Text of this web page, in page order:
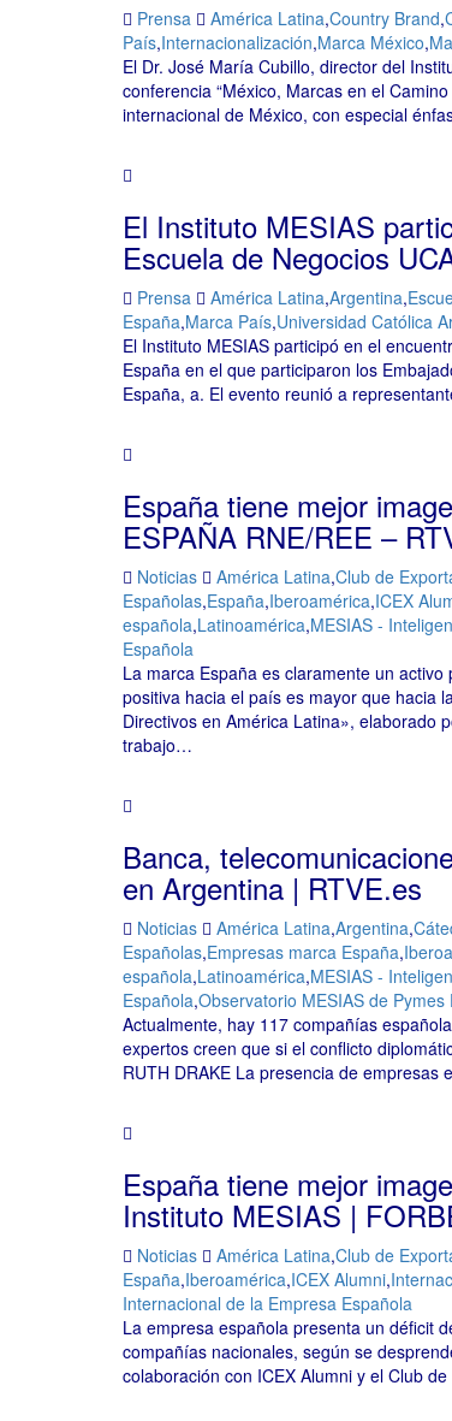
Prensa América Latina,Country Brand,
País,Internacionalización,Marca México,
El Dr. José María Cubillo, director del
conferencia “México, Marcas en el
internacional de México, con especial
El Instituto MESIAS
Escuela de Negocios
Prensa América Latina,Argentina,
España,Marca País,Universidad Católica
El Instituto MESIAS participó en el
España en el que participaron los
España, a. El evento reunió a
España tiene mejor
ESPAÑA RNE/REE –
Noticias América Latina,Club de
Españolas,España,Iberoamérica,ICEX
española,Latinoamérica,MESIAS -
Española
La marca España es claramente un
positiva hacia el país es mayor que hacia
Directivos en América Latina», elaborado
trabajo…
Banca,
en Argentina | RTVE.es
Noticias América Latina,Argentina,
Españolas,Empresas marca España,
española,Latinoamérica,MESIAS -
Española,Observatorio MESIAS de Pymes
Actualmente, hay 117 compañías
expertos creen que si el conflicto
RUTH DRAKE La presencia de
España tiene mejor
Instituto MESIAS |
Noticias América Latina,Club de
España,Iberoamérica,ICEX Alumni,
Internacional de la Empresa Española
La empresa española presenta un déficit
compañías nacionales, según se
colaboración con ICEX Alumni y el Club